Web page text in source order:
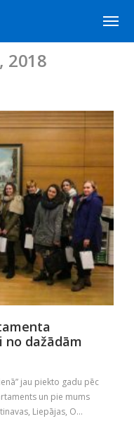
2018
no dažādām
jau piekto gadu pēc
un pie mums
Liepājas, O...